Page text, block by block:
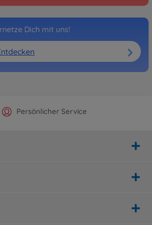
Dich mit uns!
Offizieller Hersteller Shop
Persönlicher Service
Versandkostenfrei ab 25€
Schnelle Lieferung